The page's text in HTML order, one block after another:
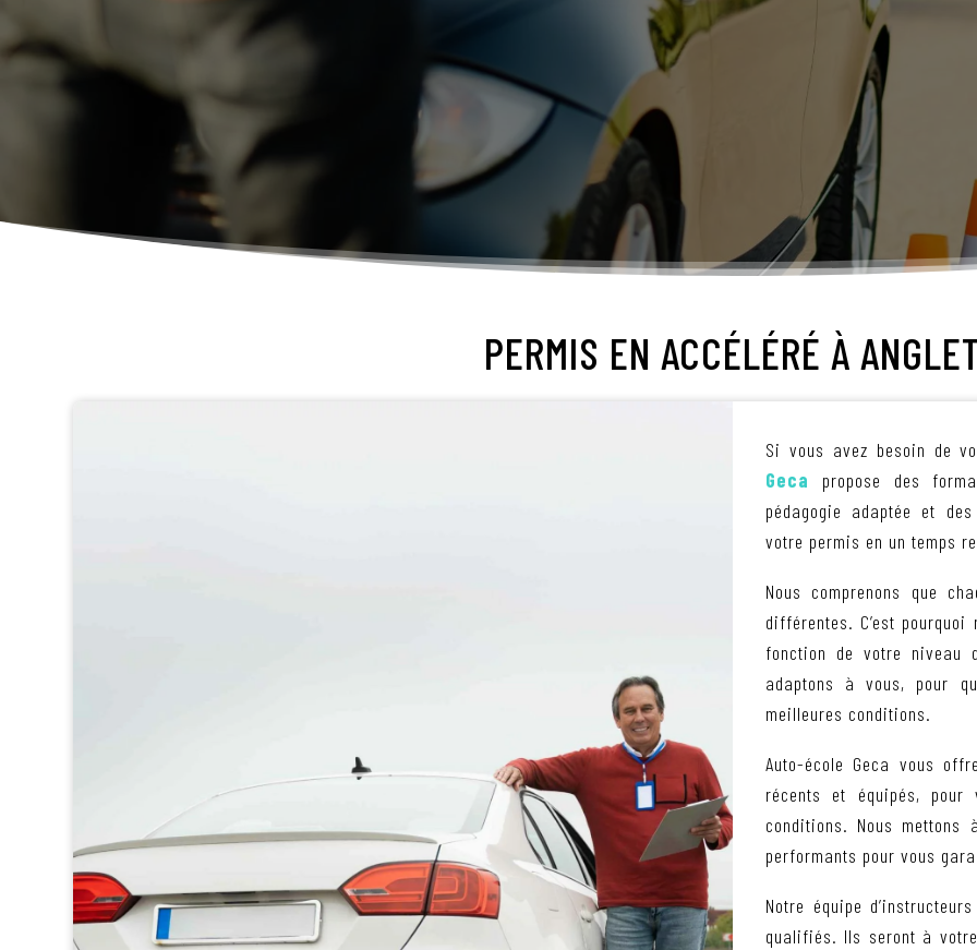
PERMIS EN ACCÉLÉRÉ À
Si vous avez besoin de
Geca propose des
pédagogie adaptée et
votre permis en un temps
Nous comprenons que
différentes. C’est
fonction de votre niveau
adaptons à vous, pour
meilleures conditions.
Auto-école Geca vous
récents et équipés, pour
conditions. Nous
performants pour vous
Notre équipe
qualifiés. Ils seront à